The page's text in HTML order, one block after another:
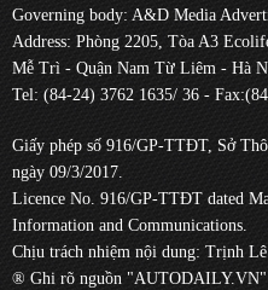
Governing body: A&D Media
Address: Phòng 2205, Tòa A3
Mễ Trì - Quận Nam Từ Liêm - Hà
Tel: (84-24) 3762 1635/ 36 -
Giấy phép số 916/GP-TTĐT, Sở
ngày 09/3/2017.
Licence No. 916/GP-TTĐT dated
Information and Communications.
Chịu trách nhiệm nội dung: Trịnh
® Ghi rõ nguồn "AUTODAILY.VN"